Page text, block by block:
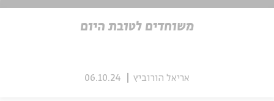
משוחדים לטובת היום
אריאל הורוביץ 06.10.24